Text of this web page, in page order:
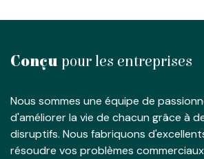
Conçu pour les entreprises
Nous sommes une équipe de
d'améliorer la vie de chacun grâce à
disruptifs. Nous fabriquons
résoudre vos problèmes